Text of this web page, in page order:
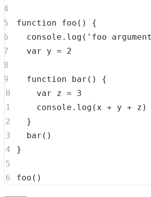
function foo ( )
{
console . log ( 'foo
var y = 2
function bar ( )
{
var z =
3
console . log (x + y + z )
}
bar ( )
}
foo ( )